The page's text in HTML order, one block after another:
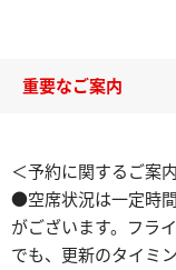
重要なご案内
＜予約に関するご案
●空席状況は一定時
がございます。フラ
でも、更新のタイミ